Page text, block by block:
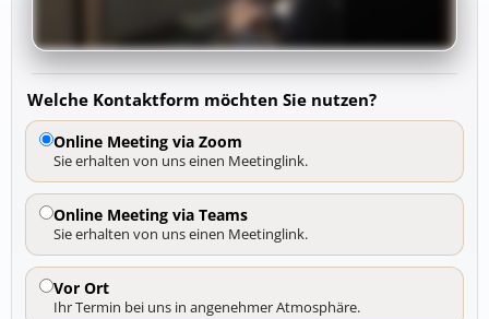
Welche Kontaktform möchten Sie nutzen?
Online Meeting via Zoom
Sie erhalten von uns einen Meetinglink.
Online Meeting via Teams
Sie erhalten von uns einen Meetinglink.
Vor Ort
Ihr Termin bei uns in angenehmer Atmosphäre.